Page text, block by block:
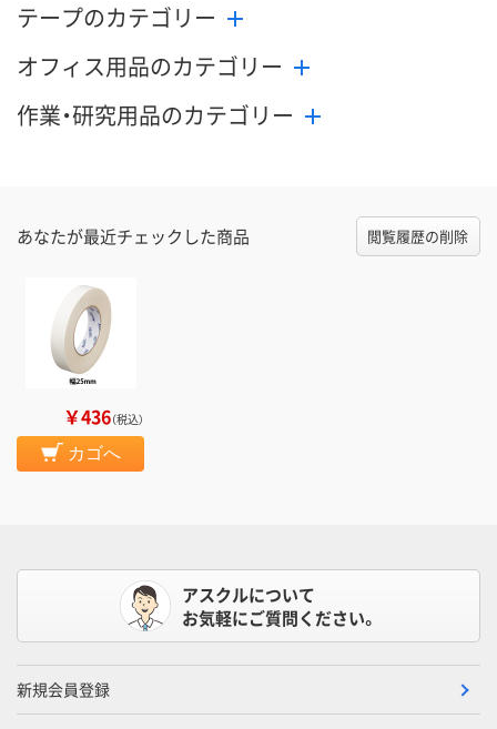
テープのカテゴリー
オフィス用品のカテゴリー
作業・研究用品のカテゴリー
あなたが最近チェックした商品 閲覧履歴の削除
￥436（税込）
カゴへ
アスクルについて
お気軽にご質問ください。
新規会員登録